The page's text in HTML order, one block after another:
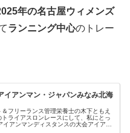
年の名古屋ウィメンズ
ランニング中心のトレー
イアンマン・ジャパンみなみ北海
＆フリーランス管理栄養士の木下ともえ
ライアスロンレースにして、私にとっ
アンマンディスタンスの大会アイアン